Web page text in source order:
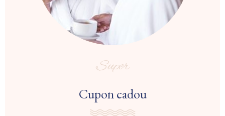
Super
Cupon cadou